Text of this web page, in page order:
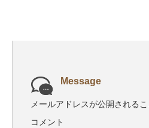
Message
メールアドレスが公開されるこ
コメント